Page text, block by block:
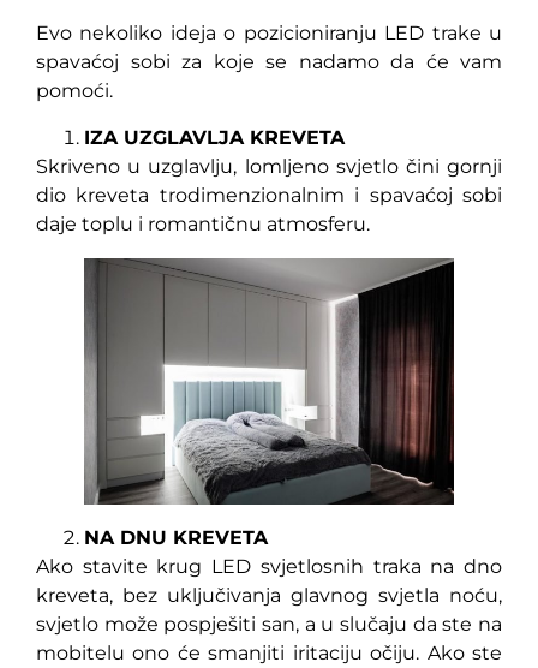
Evo nekoliko ideja o pozicioniranju LED trake u
spavaćoj sobi za koje se nadamo da će vam
pomoći.
IZA UZGLAVLJA KREVETA
Skriveno u uzglavlju, lomljeno svjetlo čini gornji
dio kreveta trodimenzionalnim i spavaćoj sobi
daje toplu i romantičnu atmosferu.
NA DNU KREVETA
Ako stavite krug LED svjetlosnih traka na dno
kreveta, bez uključivanja glavnog svjetla noću,
svjetlo može pospješiti san, a u slučaju da ste na
mobitelu ono će smanjiti iritaciju očiju. Ako ste